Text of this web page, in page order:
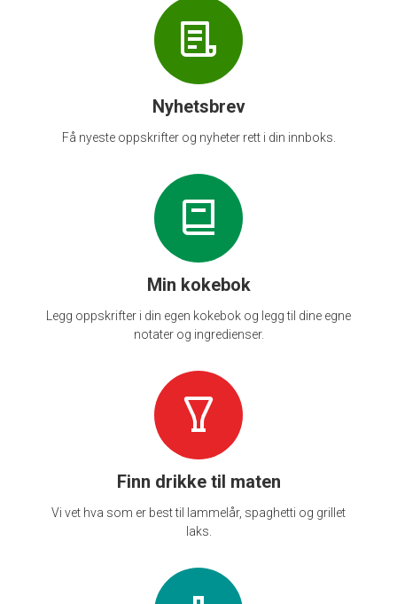
Nyhetsbrev
Få nyeste oppskrifter og nyheter rett i din innboks.
Min kokebok
Legg oppskrifter i din egen kokebok og legg til dine egne
notater og ingredienser.
Finn drikke til maten
Vi vet hva som er best til lammelår, spaghetti og grillet
laks.